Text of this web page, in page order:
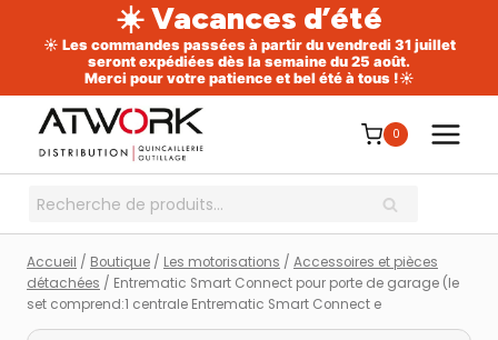
☀️ Vacances d’été
☀️ Les commandes passées à partir du vendredi 31 juillet
seront expédiées dès la semaine du 25 août.
Merci pour votre patience et bel été à tous !☀️
contenu
0
Recherche
RECHERCHE
Accueil / Boutique / Les motorisations / Accessoires et pièces
détachées / Entrematic Smart Connect pour porte de garage (le
set comprend:1 centrale Entrematic Smart Connect e